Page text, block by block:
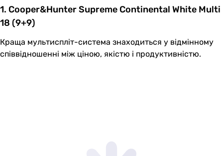
1. Cooper&Hunter Supreme Continental White Multi
18 (9+9)
Краща мультиспліт-система знаходиться у відмінному
співвідношенні між ціною, якістю і продуктивністю.